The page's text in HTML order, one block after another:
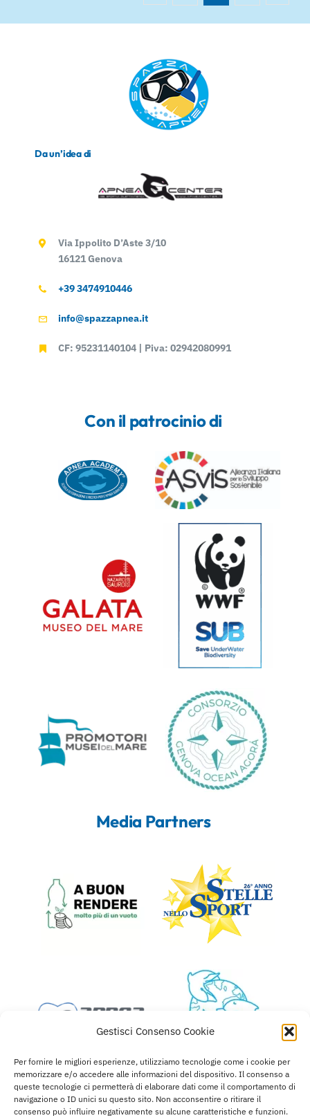
Gestisci Consenso Cookie
Per fornire le migliori esperienze, utilizziamo tecnologie come i cookie per
memorizzare e/o accedere alle informazioni del dispositivo. Il consenso a
queste tecnologie ci permetterà di elaborare dati come il comportamento di
navigazione o ID unici su questo sito. Non acconsentire o ritirare il
consenso può influire negativamente su alcune caratteristiche e funzioni.
Da un’idea di
Via Ippolito D’Aste 3/10
16121 Genova
+39 3474910446
info@spazzapnea.it
CF: 95231140104 | Piva: 02942080991
Con il patrocinio di
Media Partners